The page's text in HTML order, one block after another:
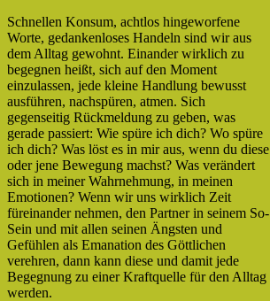
Schnellen Konsum, achtlos hingeworfene
Worte, gedankenloses Handeln sind wir aus
dem Alltag gewohnt. Einander wirklich zu
begegnen heißt, sich auf den Moment
einzulassen, jede kleine Handlung bewusst
ausführen, nachspüren, atmen. Sich
gegenseitig Rückmeldung zu geben, was
gerade passiert: Wie spüre ich dich? Wo spüre
ich dich? Was löst es in mir aus, wenn du diese
oder jene Bewegung machst? Was verändert
sich in meiner Wahrnehmung, in meinen
Emotionen? Wenn wir uns wirklich Zeit
füreinander nehmen, den Partner in seinem So-
Sein und mit allen seinen Ängsten und
Gefühlen als Emanation des Göttlichen
verehren, dann kann diese und damit jede
Begegnung zu einer Kraftquelle für den Alltag
werden.